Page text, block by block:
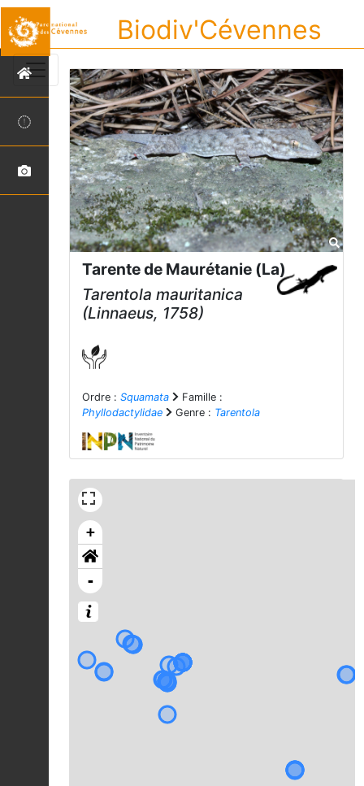
Biodiv'Cévennes
Tarente de Maurétanie (La)
Tarentola mauritanica
(Linnaeus, 1758)
Ordre : Squamata
Famille :
Phyllodactylidae
Genre : Tarentola
+
-